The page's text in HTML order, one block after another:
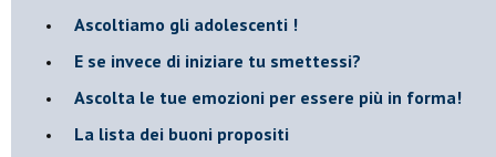
Ascoltiamo gli adolescenti !
​E se invece di iniziare tu smettessi?
​Ascolta le tue emozioni per essere più in forma!
​La lista dei buoni propositi